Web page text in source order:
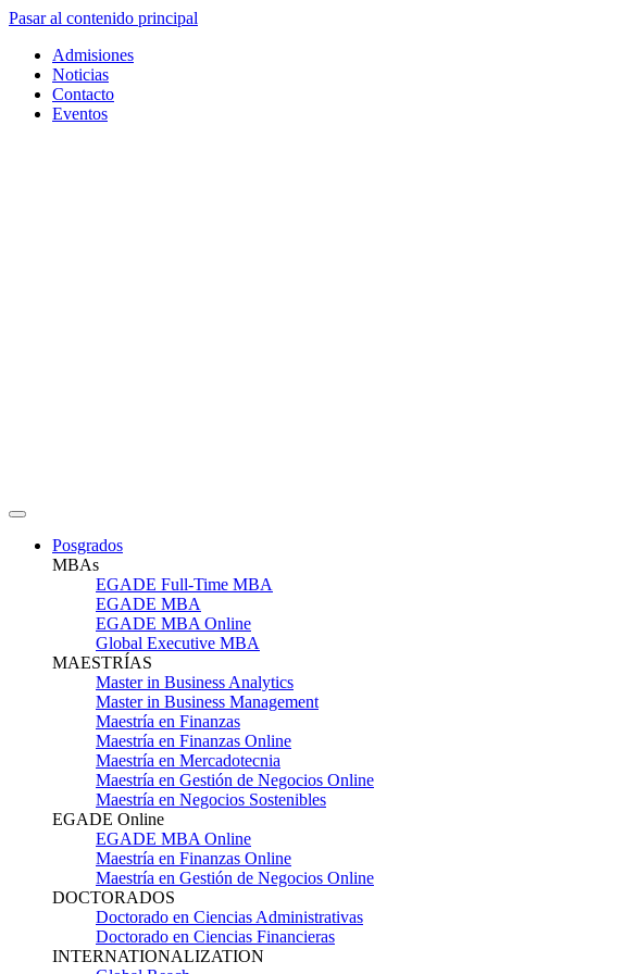
Pasar al contenido principal
Admisiones
Noticias
Contacto
Eventos
Posgrados
MBAs
EGADE Full-Time MBA
EGADE MBA
EGADE MBA Online
Global Executive MBA
MAESTRÍAS
Master in Business Analytics
Master in Business Management
Maestría en Finanzas
Maestría en Finanzas Online
Maestría en Mercadotecnia
Maestría en Gestión de Negocios Online
Maestría en Negocios Sostenibles
EGADE Online
EGADE MBA Online
Maestría en Finanzas Online
Maestría en Gestión de Negocios Online
DOCTORADOS
Doctorado en Ciencias Administrativas
Doctorado en Ciencias Financieras
INTERNATIONALIZATION